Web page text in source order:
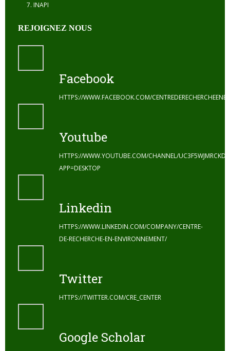
INAPI
REJOIGNEZ NOUS
Facebook
HTTPS://WWW.FACEBOOK.COM/
Youtube
HTTPS://WWW.YOUTUBE.COM/CHANNEL/
APP=DESKTOP
Linkedin
HTTPS://WWW.LINKEDIN.COM/COMPANY/CENTRE-
DE-RECHERCHE-EN-ENVIRONNEMENT/
Twitter
HTTPS://TWITTER.COM/CRE_CENTER
Google Scholar